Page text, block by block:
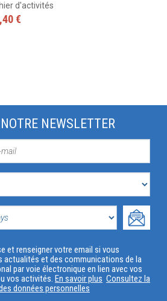
d'activités
€
NEWSLETTER
et renseigner votre email si vous
actualités et des communications de la
par voie électronique en lien avec vos
vos activités. En savoir plus Consultez la
données personnelles